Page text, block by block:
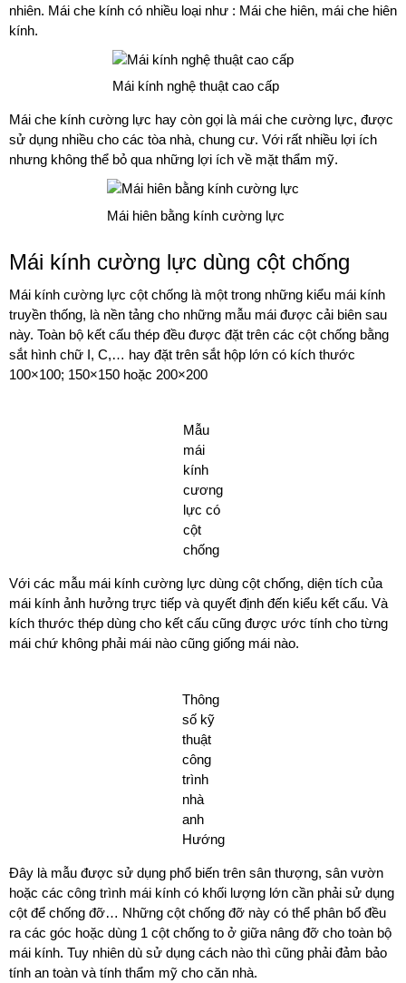
nhiên. Mái che kính có nhiều loại như : Mái che hiên, mái che hiên
kính.
Mái kính nghệ thuật cao cấp
Mái che kính cường lực hay còn gọi là mái che cường lực, được
sử dụng nhiều cho các tòa nhà, chung cư. Với rất nhiều lợi ích
nhưng không thể bỏ qua những lợi ích về mặt thẩm mỹ.
Mái hiên bằng kính cường lực
Mái kính cường lực dùng cột chống
Mái kính cường lực cột chống là một trong những kiểu mái kính
truyền thống, là nền tảng cho những mẫu mái được cải biên sau
này. Toàn bộ kết cấu thép đều được đặt trên các cột chống bằng
sắt hình chữ I, C,… hay đặt trên sắt hộp lớn có kích thước
100×100; 150×150 hoặc 200×200
Mẫu
mái
kính
cương
lực có
cột
chống
Với các mẫu mái kính cường lực dùng cột chống, diện tích của
mái kính ảnh hưởng trực tiếp và quyết định đến kiểu kết cấu. Và
kích thước thép dùng cho kết cấu cũng được ước tính cho từng
mái chứ không phải mái nào cũng giống mái nào.
Thông
số kỹ
thuật
công
trình
nhà
anh
Hướng
Đây là mẫu được sử dụng phổ biến trên sân thượng, sân vườn
hoặc các công trình mái kính có khối lượng lớn cần phải sử dụng
cột để chống đỡ… Những cột chống đỡ này có thể phân bổ đều
ra các góc hoặc dùng 1 cột chống to ở giữa nâng đỡ cho toàn bộ
mái kính. Tuy nhiên dù sử dụng cách nào thì cũng phải đảm bảo
tính an toàn và tính thẩm mỹ cho căn nhà.